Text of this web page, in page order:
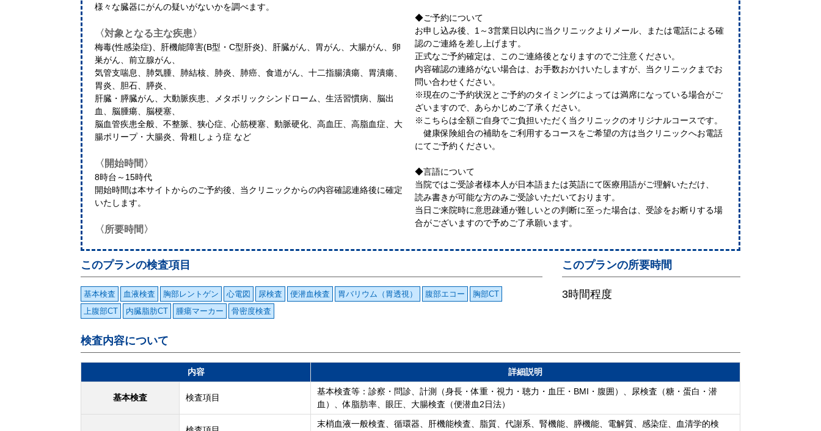
様々な臓器にがんの疑いがないかを調べます。
〈対象となる主な疾患〉
梅毒(性感染症)、肝機能障害(B型・C型肝炎)、肝臓がん、胃がん、大腸がん、卵
巣がん、前立腺がん、
気管支喘息、肺気腫、肺結核、肺炎、肺癌、食道がん、十二指腸潰瘍、胃潰瘍、
胃炎、胆石、膵炎、
肝臓・膵臓がん、大動脈疾患、メタボリックシンドローム、生活習慣病、脳出
血、脳腫瘍、脳梗塞、
脳血管疾患全般、不整脈、狭心症、心筋梗塞、動脈硬化、高血圧、高脂血症、大
腸ポリープ・大腸炎、骨粗しょう症 など
〈開始時間〉
8時台～15時代
開始時間は本サイトからのご予約後、当クリニックからの内容確認連絡後に確定
いたします。
〈所要時間〉
◆ご予約について
お申し込み後、1～3営業日以内に当クリニックよりメール、または電話による確
認のご連絡を差し上げます。
正式なご予約確定は、このご連絡後となりますのでご注意ください。
内容確認の連絡がない場合は、お手数おかけいたしますが、当クリニックまでお
問い合わせください。
※現在のご予約状況とご予約のタイミングによっては満席になっている場合がご
ざいますので、あらかじめご了承ください。
※こちらは全額ご自身でご負担いただく当クリニックのオリジナルコースです。
健康保険組合の補助をご利用するコースをご希望の方は当クリニックへお電話
にてご予約ください。
◆言語について
当院ではご受診者様本人が日本語または英語にて医療用語がご理解いただけ、
読み書きが可能な方のみご受診いただいております。
当日ご来院時に意思疎通が難しいとの判断に至った場合は、受診をお断りする場
合がございますので予めご了承願います。
このプランの所要時間
3時間程度
このプランの検査項目
基本検査 血液検査 胸部レントゲン 心電図 尿検査 便潜血検査 胃バリウム（胃透視） 腹部エコー
胸部CT
上腹部CT
内臓脂肪CT 腫瘍マーカー 骨密度検査
検査内容について
内容 詳細説明
基本検査 検査項目
基本検査等：診察・問診、計測（身長・体重・視力・聴力・血圧・BMI・腹囲）、尿検査（糖・蛋白・潜
血）、体脂肪率、眼圧、大腸検査（便潜血2日法）
末梢血液一般検査、循環器、肝機能検査、脂質、代謝系、腎機能、膵機能、電解質、感染症、血清学的検